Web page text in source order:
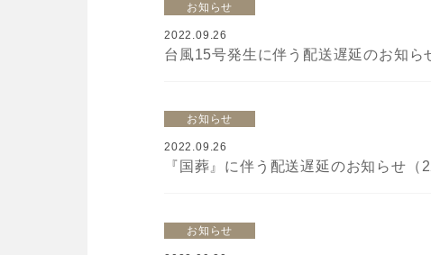
お知らせ
2022.09.26
台風15号発生に伴う配送遅延のお知ら
お知らせ
2022.09.26
『国葬』に伴う配送遅延のお知らせ（
お知らせ